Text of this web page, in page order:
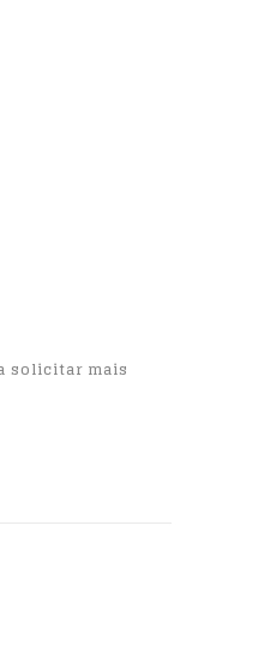
solicitar mais